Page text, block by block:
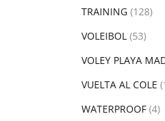
TRAINING (128)
VOLEIBOL (53)
VOLEY PLAYA
VUELTA AL COLE
WATERPROOF (4)